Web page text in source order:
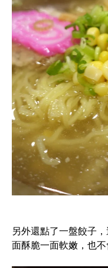
另外還點了一盤餃子
面酥脆一面軟嫩，也不